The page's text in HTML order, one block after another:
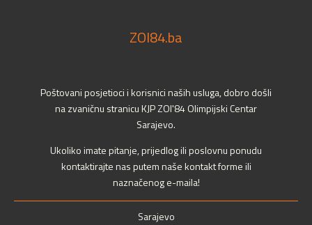
ZOI84.ba
Poštovani posjetioci i korisnici naših usluga, dobro došli
na zvaničnu stranicu KJP ZOI'84 Olimpijski Centar
Sarajevo.
Ukoliko imate pitanje, prijedlog ili poslovnu ponudu
kontaktirajte nas putem naše kontakt forme ili
naznačenog e-maila!
Sarajevo